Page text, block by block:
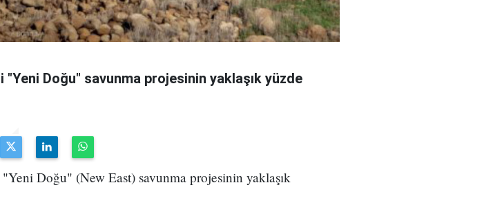
Doğu" savunma projesinin yaklaşık yüzde
Doğu" (New East) savunma projesinin yaklaşık